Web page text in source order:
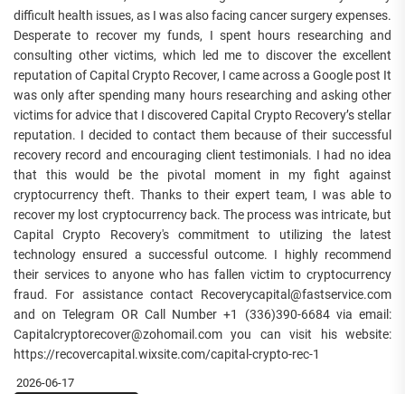
difficult health issues, as I was also facing cancer surgery expenses.
Desperate to recover my funds, I spent hours researching and
consulting other victims, which led me to discover the excellent
reputation of Capital Crypto Recover, I came across a Google post It
was only after spending many hours researching and asking other
victims for advice that I discovered Capital Crypto Recovery’s stellar
reputation. I decided to contact them because of their successful
recovery record and encouraging client testimonials. I had no idea
that this would be the pivotal moment in my fight against
cryptocurrency theft. Thanks to their expert team, I was able to
recover my lost cryptocurrency back. The process was intricate, but
Capital Crypto Recovery's commitment to utilizing the latest
technology ensured a successful outcome. I highly recommend
their services to anyone who has fallen victim to cryptocurrency
fraud. For assistance contact Recoverycapital@fastservice.com
and on Telegram OR Call Number +1 (336)390-6684 via email:
Capitalcryptorecover@zohomail.com you can visit his website:
https://recovercapital.wixsite.com/capital-crypto-rec-1
2026-06-17